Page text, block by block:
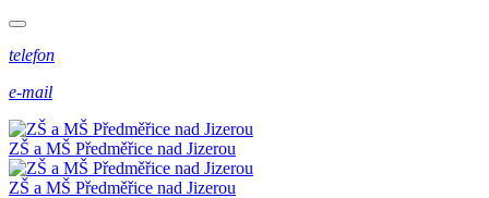
telefon
e-mail
ZŠ a MŠ Předměřice nad Jizerou
ZŠ a MŠ Předměřice nad Jizerou